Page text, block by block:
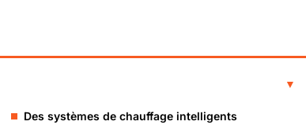
Des systèmes de chauffage intelligents